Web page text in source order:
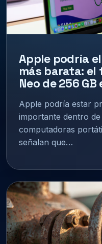
Apple podría
más barata:
Neo de 256
Apple podría estar
importante dentro
computadoras
señalan que…